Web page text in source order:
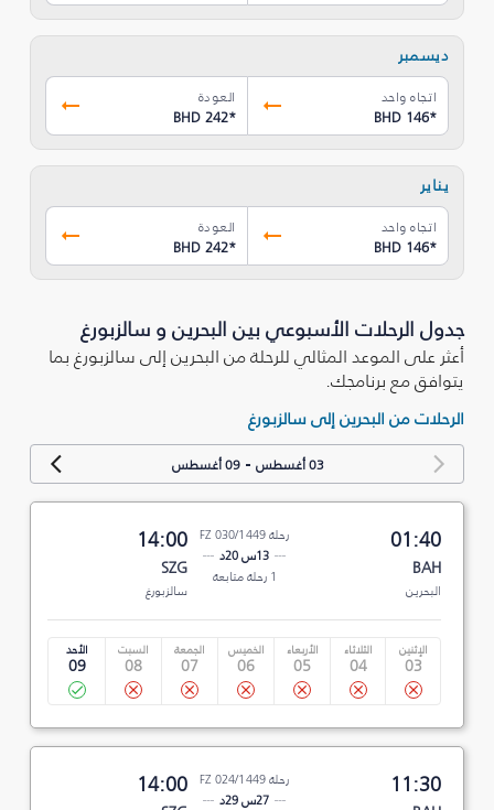
ديسمبر
اتجاه واحد
BHD 146*
العودة
BHD 242*
يناير
اتجاه واحد
BHD 146*
العودة
BHD 242*
جدول الرحلات الأسبوعي بين البحرين و سالزبورغ
أعثر على الموعد المثالي للرحلة من البحرين إلى سالزبورغ بما
يتوافق مع برنامجك.
الرحلات من البحرين إلى سالزبورغ
03 أغسطس -09 أغسطس
01:40
BAH
البحرين
رحلة FZ 030/1449
13س 20د
1 رحلة متابعة
14:00
SZG
سالزبورغ
الإثنين
03
الثلاثاء
04
الأربعاء
05
الخميس
06
الجمعة
07
السبت
08
الأحد
09
11:30
رحلة FZ 024/1449
27س 29د
14:00